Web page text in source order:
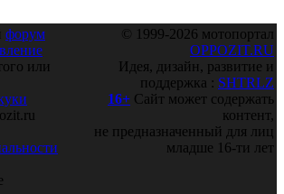
форум
или
© 1999-2026 мотопортал
OPPOZIT.RU
Идея, дизайн, развитие и
поддержка : SHTRLZ
16+ Сайт может содержать
контент,
не предназначенный для лиц
младше 16-ти лет